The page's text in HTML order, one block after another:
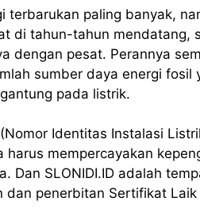
terbarukan paling banyak,
di tahun-tahun mendatang,
dengan pesat. Perannya
sumber daya energi fosil
pada listrik.
Identitas Instalasi
mempercayakan
Dan SLONIDI.ID adalah
penerbitan Sertifikat